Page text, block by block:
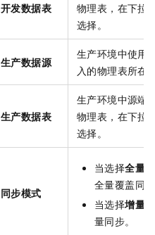
开发数据表
物理表，在下拉
选择。
生产数据源
生产环境中使用
入的物理表所在
生产数据表
生产环境中源端
物理表，在下拉
选择。
同步模式
当选择全量
全量覆盖同
当选择增量
量同步。